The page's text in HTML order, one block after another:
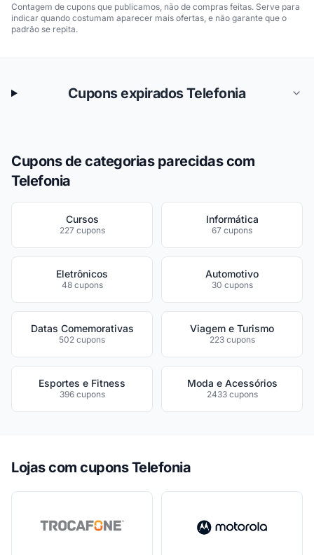
Contagem de cupons que publicamos, não de compras feitas. Serve para
indicar quando costumam aparecer mais ofertas, e não garante que o
padrão se repita.
Cupons expirados Telefonia
Cupons de categorias parecidas com
Telefonia
Cursos
227 cupons
Informática
67 cupons
Eletrônicos
48 cupons
Automotivo
30 cupons
Datas Comemorativas
502 cupons
Viagem e Turismo
223 cupons
Esportes e Fitness
396 cupons
Moda e Acessórios
2433 cupons
Lojas com cupons Telefonia